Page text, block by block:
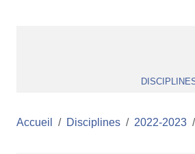
Accueil Disciplines 2022-2023